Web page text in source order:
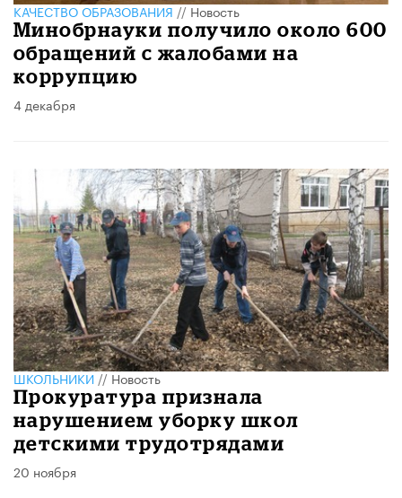
КАЧЕСТВО ОБРАЗОВАНИЯ//Новость
Минобрнауки получило около 600
обращений с жалобами на
коррупцию
4 декабря
ШКОЛЬНИКИ//Новость
Прокуратура признала
нарушением уборку школ
детскими трудотрядами
20 ноября